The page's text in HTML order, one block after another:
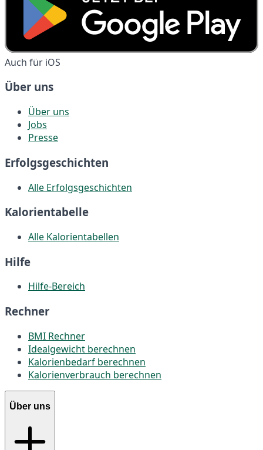
Auch für iOS
Über uns
Über uns
Jobs
Presse
Erfolgsgeschichten
Alle Erfolgsgeschichten
Kalorientabelle
Alle Kalorientabellen
Hilfe
Hilfe-Bereich
Rechner
BMI Rechner
Idealgewicht berechnen
Kalorienbedarf berechnen
Kalorienverbrauch berechnen
Über uns